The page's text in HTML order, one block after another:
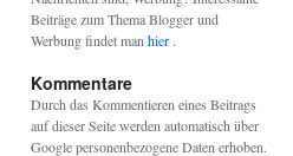
Beiträge zum Thema Blogger und
Werbung findet man hier .
Kommentare
Durch das Kommentieren eines Beitrags
auf dieser Seite werden automatisch über
Google personenbezogene Daten erhoben.